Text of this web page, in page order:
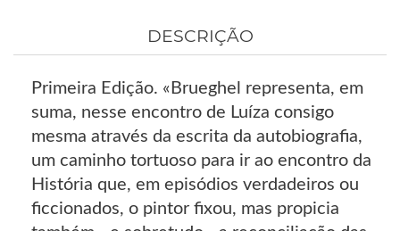
DESCRIÇÃO
Primeira Edição. «Brueghel representa, em
suma, nesse encontro de Luíza consigo
mesma através da escrita da autobiografia,
um caminho tortuoso para ir ao encontro da
História que, em episódios verdadeiros ou
ficcionados, o pintor fixou, mas propicia